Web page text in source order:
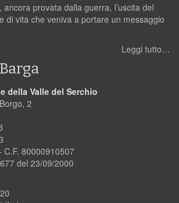
provata dalla guerra, l’uscita del
di vita che veniva a portare un messaggio
Leggi tutto…
della Valle del Serchio
2
C.F. 80000910507
del 23/09/2000